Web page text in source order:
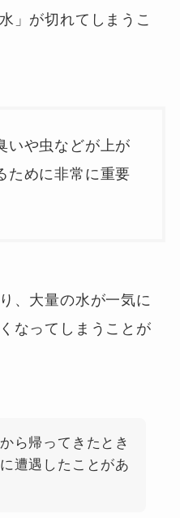
」が切れてしまうこ
いや虫などが上が
ために非常に重要
、大量の水が一気に
なってしまうことが
ら帰ってきたとき
遭遇したことがあ